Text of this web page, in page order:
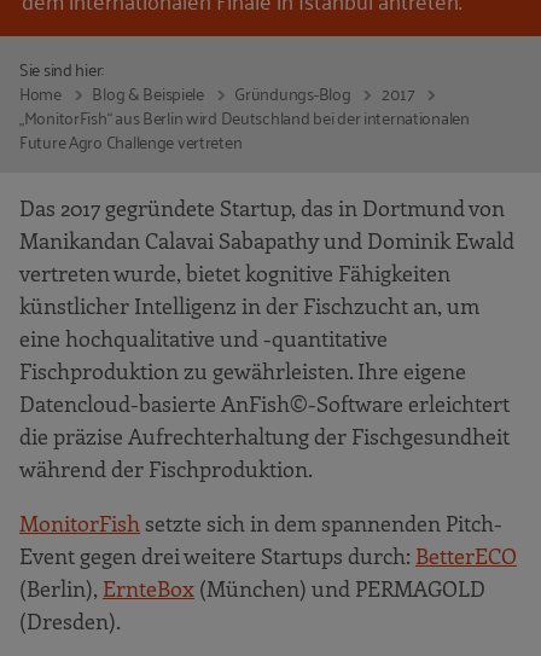
Sie sind hier:
Home
Blog & Beispiele Gründungs-Blog
2017
„MonitorFish“ aus Berlin wird Deutschland bei der internationalen
Future Agro Challenge vertreten
Das 2017 gegründete Startup, das in Dortmund von
Manikandan Calavai Sabapathy und Dominik Ewald
vertreten wurde, bietet kognitive Fähigkeiten
künstlicher Intelligenz in der Fischzucht an, um
eine hochqualitative und -quantitative
Fischproduktion zu gewährleisten. Ihre eigene
Datencloud-basierte AnFish©-Software erleichtert
die präzise Aufrechterhaltung der Fischgesundheit
während der Fischproduktion.
MonitorFish setzte sich in dem spannenden Pitch-
Event gegen drei weitere Startups durch: BetterECO
(Berlin), ErnteBox (München) und PERMAGOLD
(Dresden).